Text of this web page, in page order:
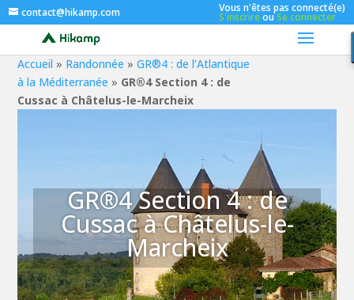
contact@hikamp.com Vous n'êtes pas connecté(e)
S'inscrireouSe connecter
Accueil » Randonnée »GR®4 : de l’Atlantique
à la Méditerranée » GR®4 Section 4 : de
Cussac à Châtelus-le-Marcheix
GR®4 Section 4 : de
Cussac à Châtelus-le-
Marcheix